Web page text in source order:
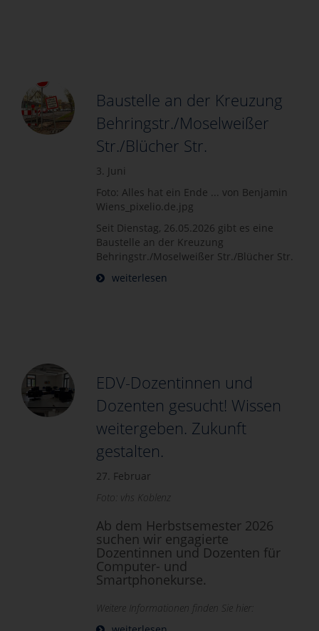
Baustelle an der Kreuzung
Behringstr./Moselweißer
Str./Blücher Str.
3. Juni
Foto: Alles hat ein Ende ... von Benjamin
Wiens_pixelio.de.jpg
Seit Dienstag, 26.05.2026 gibt es eine
Baustelle an der Kreuzung
Behringstr./Moselweißer Str./Blücher Str.
weiterlesen
EDV-Dozentinnen und
Dozenten gesucht! Wissen
weitergeben. Zukunft
gestalten.
27. Februar
Foto: vhs Koblenz
Ab dem Herbstsemester 2026
suchen wir engagierte
Dozentinnen und Dozenten für
Computer- und
Smartphonekurse.
Weitere Informationen finden Sie hier: